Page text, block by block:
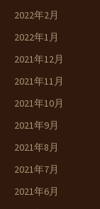
2022年2月
2022年1月
2021年12月
2021年11月
2021年10月
2021年9月
2021年8月
2021年7月
2021年6月